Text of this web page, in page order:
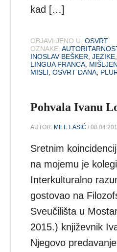
kad […]
OBJAVLJENO U: OSVRT
OZNAKE:
INOSLAV BEŠKER ,JEZIKE
LINGUA FRANCA
MISLI ,OSVRT DANA
Pohvala Ivanu
AUTOR: MILE LASIĆ /
Sretnim
na mojemu je
Interkulturalno
gostovao na
Sveučilišta u
2015.) književnik
Njegovo